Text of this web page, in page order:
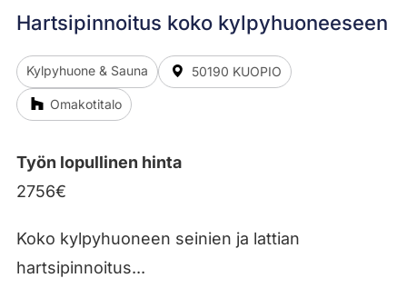
Hartsipinnoitus koko kylpyhuoneeseen
Kylpyhuone & Sauna 50190 KUOPIO
Omakotitalo
Työn lopullinen hinta
2756€
Koko kylpyhuoneen seinien ja lattian
hartsipinnoitus...